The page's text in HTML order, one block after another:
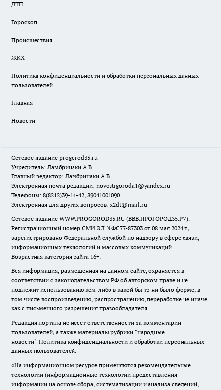
ДТП
Гороскоп
Происшествия
ЖКХ
Политика конфиденциальности и обработки персональных данных
пользователей.
Главная
Новости
Сетевое издание progorod35.ru
Учредитель: Ламбринаки А.В.
Главный редактор: Ламбринаки А.В.
Электронная почта редакции: novostigoroda1@yandex.ru
Телефоны: 8(8212)39-14-42, 89041001090
Электронная для других вопросов: x2dt@mail.ru
Сетевое издание WWW.PROGOROD35.RU (ВВВ.ПРОГОРОД35.РУ).
Регистрационный номер СМИ ЭЛ №ФС77-87303 от 08 мая 2024 г.,
зарегистрировано Федеральной службой по надзору в сфере связи,
информационных технологий и массовых коммуникаций.
Возрастная категория сайта 16+.
Вся информация, размещенная на данном сайте, охраняется в
соответствии с законодательством РФ об авторском праве и не
подлежит использованию кем-либо в какой бы то ни было форме, в
том числе воспроизведению, распространению, переработке не иначе
как с письменного разрешения правообладателя.
Редакция портала не несет ответственности за комментарии
пользователей, а также материалы рубрики "народные
новости". Политика конфиденциальности и обработки персональных
данных пользователей.
«На информационном ресурсе применяются рекомендательные
технологии (информационные технологии предоставления
информации на основе сбора, систематизации и анализа сведений,